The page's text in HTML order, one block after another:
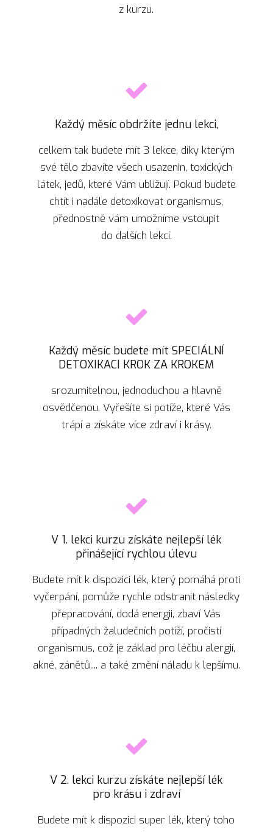
z kurzu.
Každý měsíc obdržíte jednu lekci,
celkem tak budete mít 3 lekce, díky kterým
své tělo zbavíte všech usazenin, toxických
látek, jedů, které Vám ubližují. Pokud budete
chtít i nadále detoxikovat organismus,
přednostně vám umožníme vstoupit
do dalších lekcí.
Každý měsíc budete mít SPECIÁLNÍ
DETOXIKACI KROK ZA KROKEM
srozumitelnou, jednoduchou a hlavně
osvědčenou. Vyřešíte si potíže, které Vás
trápí a získáte více zdraví i krásy.
V 1. lekci kurzu získáte nejlepší lék
přinášející rychlou úlevu
Budete mít k dispozici lék, který pomáhá proti
vyčerpání, pomůže rychle odstranit následky
přepracování, dodá energii, zbaví Vás
případných žaludečních potíží, pročistí
organismus, což je základ pro léčbu alergií,
akné, zánětů.... a také změní náladu k lepšímu.
V 2. lekci kurzu získáte nejlepší lék
pro krásu i zdraví
Budete mít k dispozici super lék, který toho